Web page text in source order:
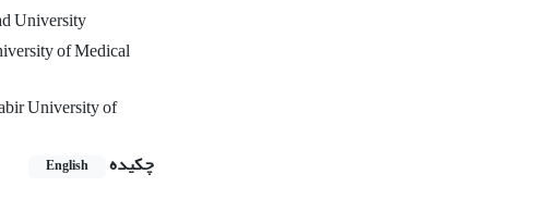
University
of Medical
University of
چکیده
English